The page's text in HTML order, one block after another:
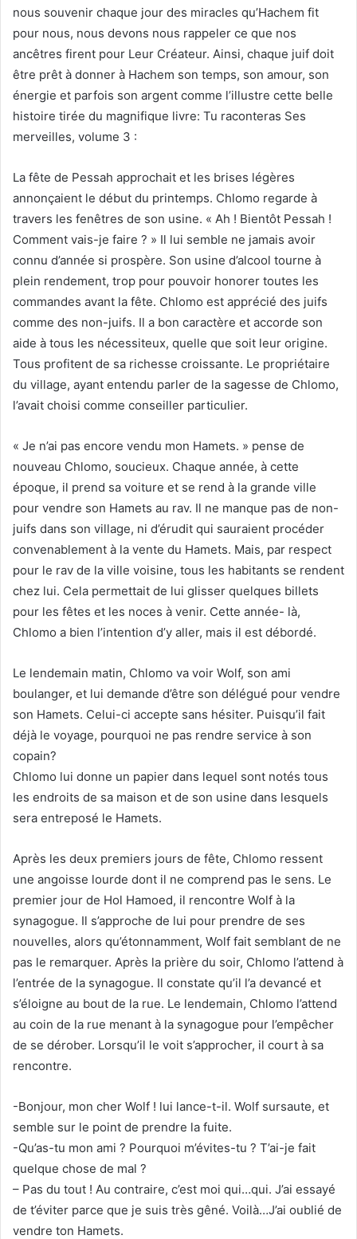
nous souvenir chaque jour des miracles qu’Hachem fit
pour nous, nous devons nous rappeler ce que nos
ancêtres firent pour Leur Créateur. Ainsi, chaque juif doit
être prêt à donner à Hachem son temps, son amour, son
énergie et parfois son argent comme l’illustre cette belle
histoire tirée du magnifique livre: Tu raconteras Ses
merveilles, volume 3 :
La fête de Pessah approchait et les brises légères
annonçaient le début du printemps. Chlomo regarde à
travers les fenêtres de son usine. « Ah ! Bientôt Pessah !
Comment vais-je faire ? » Il lui semble ne jamais avoir
connu d’année si prospère. Son usine d’alcool tourne à
plein rendement, trop pour pouvoir honorer toutes les
commandes avant la fête. Chlomo est apprécié des juifs
comme des non-juifs. Il a bon caractère et accorde son
aide à tous les nécessiteux, quelle que soit leur origine.
Tous profitent de sa richesse croissante. Le propriétaire
du village, ayant entendu parler de la sagesse de Chlomo,
l’avait choisi comme conseiller particulier.
« Je n’ai pas encore vendu mon Hamets. » pense de
nouveau Chlomo, soucieux. Chaque année, à cette
époque, il prend sa voiture et se rend à la grande ville
pour vendre son Hamets au rav. Il ne manque pas de non-
juifs dans son village, ni d’érudit qui sauraient procéder
convenablement à la vente du Hamets. Mais, par respect
pour le rav de la ville voisine, tous les habitants se rendent
chez lui. Cela permettait de lui glisser quelques billets
pour les fêtes et les noces à venir. Cette année- là,
Chlomo a bien l’intention d’y aller, mais il est débordé.
Le lendemain matin, Chlomo va voir Wolf, son ami
boulanger, et lui demande d’être son délégué pour vendre
son Hamets. Celui-ci accepte sans hésiter. Puisqu’il fait
déjà le voyage, pourquoi ne pas rendre service à son
copain?
Chlomo lui donne un papier dans lequel sont notés tous
les endroits de sa maison et de son usine dans lesquels
sera entreposé le Hamets.
Après les deux premiers jours de fête, Chlomo ressent
une angoisse lourde dont il ne comprend pas le sens. Le
premier jour de Hol Hamoed, il rencontre Wolf à la
synagogue. Il s’approche de lui pour prendre de ses
nouvelles, alors qu’étonnamment, Wolf fait semblant de ne
pas le remarquer. Après la prière du soir, Chlomo l’attend à
l’entrée de la synagogue. Il constate qu’il l’a devancé et
s’éloigne au bout de la rue. Le lendemain, Chlomo l’attend
au coin de la rue menant à la synagogue pour l’empêcher
de se dérober. Lorsqu’il le voit s’approcher, il court à sa
rencontre.
-Bonjour, mon cher Wolf ! lui lance-t-il. Wolf sursaute, et
semble sur le point de prendre la fuite.
-Qu’as-tu mon ami ? Pourquoi m’évites-tu ? T’ai-je fait
quelque chose de mal ?
– Pas du tout ! Au contraire, c’est moi qui…qui. J’ai essayé
de t’éviter parce que je suis très gêné. Voilà…J’ai oublié de
vendre ton Hamets.